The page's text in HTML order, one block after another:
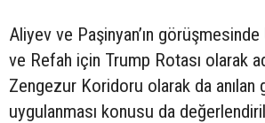
Aliyev ve Paşinyan’ın görüşmesinde
ve Refah için Trump Rotası olarak
Zengezur Koridoru olarak da anılan
uygulanması konusu da